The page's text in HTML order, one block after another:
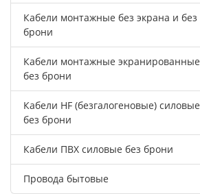
Кабели монтажные без экрана и без
брони
Кабели монтажные экранированные
без брони
Кабели HF (безгалогеновые) силовые
без брони
Кабели ПВХ силовые без брони
Провода бытовые